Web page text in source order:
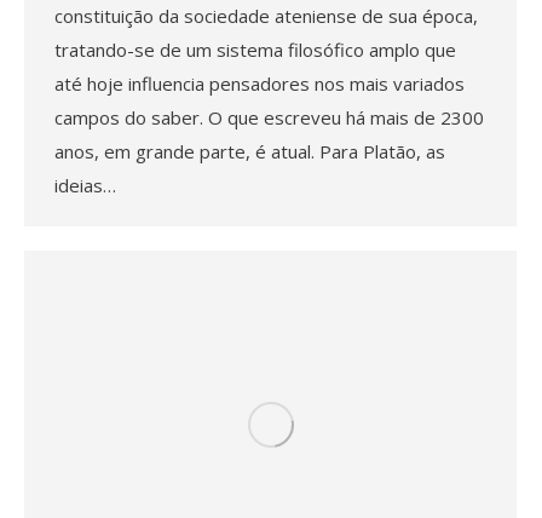
constituição da sociedade ateniense de sua época,
tratando-se de um sistema filosófico amplo que
até hoje influencia pensadores nos mais variados
campos do saber. O que escreveu há mais de 2300
anos, em grande parte, é atual. Para Platão, as
ideias…